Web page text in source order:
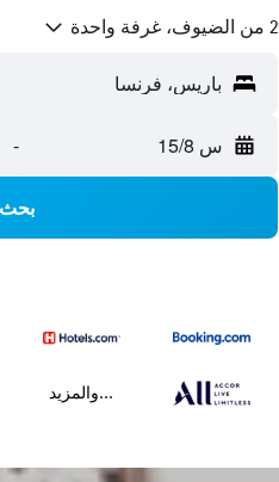
2 من الضيوف، غرفة واحدة
س 15/8 -
بحث
...والمزيد